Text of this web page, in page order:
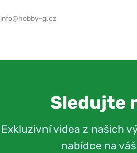
info@hobby-g.cz
Sledujte
Exkluzivní videa z našich
nabídce na